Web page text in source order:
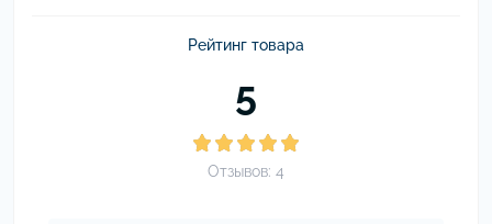
Рейтинг товара
5
Отзывов: 4